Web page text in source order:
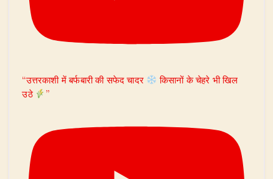
“उत्तरकाशी में बर्फबारी की सफेद चादर
किसानों के चेहरे भी खिल
उठे
”